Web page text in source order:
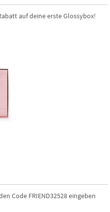
auf deine erste Glossybox!
Code FRIEND32528 eingeben